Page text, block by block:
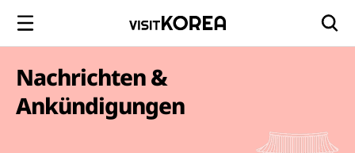
Nachrichten &
Ankündigungen